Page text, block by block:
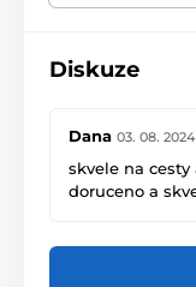
Diskuze
Dana 03. 08. 2024
skvele na
doruceno a